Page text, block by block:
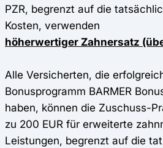
PZR, begrenzt auf die
Kosten, verwenden
höherwertiger Zahnersatz
Alle Versicherten, die
Bonusprogramm BARMER
haben, können die Zuschuss-
zu 200 EUR für erweiterte
Leistungen, begrenzt auf die